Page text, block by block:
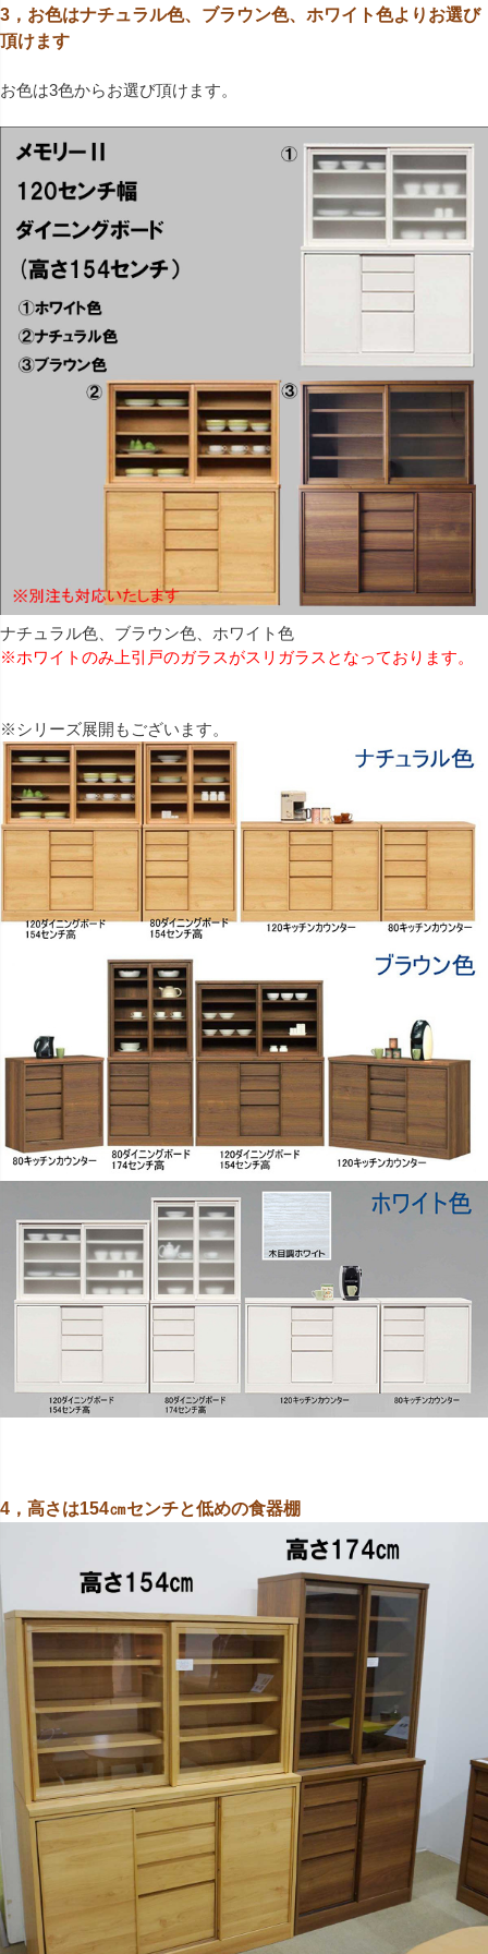
3，お色はナチュラル色、ブラウン色、ホワイト色よりお選び
頂けます
お色は3色からお選び頂けます。
ナチュラル色、ブラウン色、ホワイト色
※ホワイトのみ上引戸のガラスがスリガラスとなっております。
※シリーズ展開もございます。
4，高さは154㎝センチと低めの食器棚